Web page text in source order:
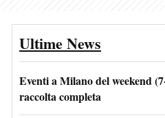
Ultime News
Eventi a Milano del weekend
raccolta completa